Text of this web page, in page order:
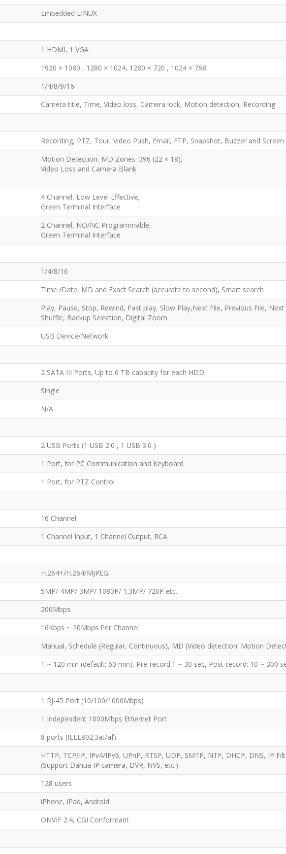
Embedded LINUX
1 HDMI, 1 VGA
1920 × 1080 , 1280 × 1024, 1280 × 720 , 1024 × 768
1/4/8/9/16
Camera title, Time, Video loss, Camera lock, Motion detection, Recording
Recording, PTZ, Tour, Video Push, Email, FTP, Snapshot, Buzzer and
Motion Detection, MD Zones: 396 (22 × 18),
Video Loss and Camera Blank
4 Channel, Low Level Effective,
Green Terminal Interface
2 Channel, NO/NC Programmable,
Green Terminal Interface
1/4/8/16
Time /Date, MD and Exact Search (accurate to second), Smart search
Play, Pause, Stop, Rewind, Fast play, Slow Play,Next File, Previous File,
Shuffle, Backup Selection, Digital Zoom
USB Device/Network
2 SATA III Ports, Up to 6 TB capacity for each HDD
Single
N/A
2 USB Ports (1 USB 2.0 , 1 USB 3.0 )
1 Port, for PC Communication and Keyboard
1 Port, for PTZ Control
16 Channel
1 Channel Input, 1 Channel Output, RCA
H.264+/H.264/MJPEG
5MP/ 4MP/ 3MP/ 1080P/ 1.3MP/ 720P etc.
200Mbps
16Kbps ~ 20Mbps Per Channel
Manual, Schedule (Regular, Continuous), MD (Video detection: Motion
1 ~ 120 min (default: 60 min), Pre-record:1 ~ 30 sec, Post-record: 10 ~ 300
1 RJ-45 Port (10/100/1000Mbps)
1 Independent 1000Mbps Ethernet Port
8 ports (IEEE802.3at/af)
HTTP, TCP/IP, IPv4/IPv6, UPnP, RTSP, UDP, SMTP, NTP, DHCP, DNS, IP
(Support Dahua IP camera, DVR, NVS, etc.)
128 users
iPhone, iPad, Android
ONVIF 2.4, CGI Conformant